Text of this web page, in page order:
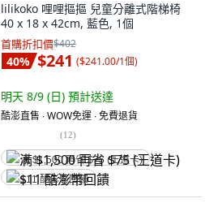
lilikoko 哩哩摳摳 兒童分離式階梯椅
40 x 18 x 42cm, 藍色, 1個
首購折扣價$402
40% $241 ($241.00/1個)
明天 8/9 (日) 預計送達
酷澎直售 ∙ WOW免運 ∙ 免費退貨
(12)
满 $1,500 再省 $75 (王道卡)
$11 酷澎幣回饋